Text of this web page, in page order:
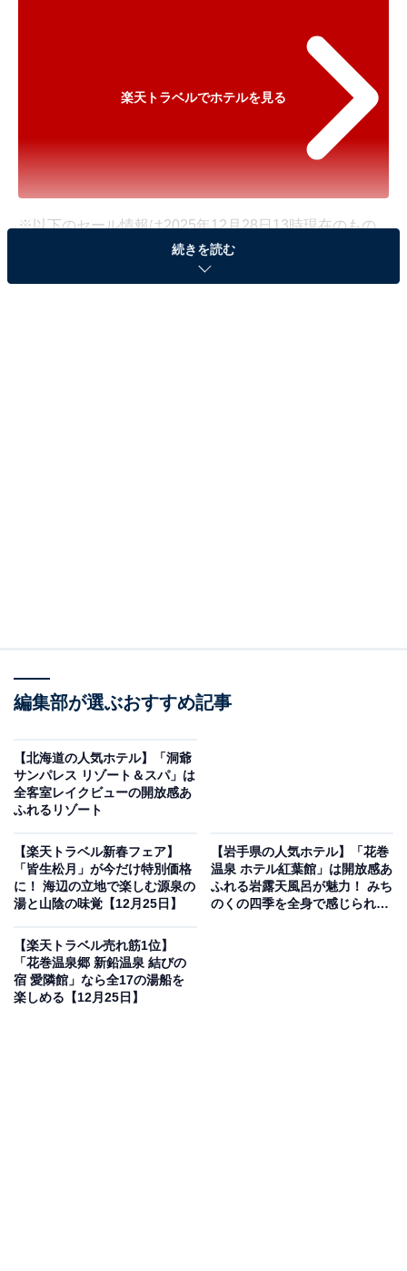
楽天トラベルでホテルを見る
※以下のセール情報は2025年12月28日13時現在のもの
です。料金の変更、満室の場合もあります。
※本記事で紹介している商品の購入やサービスの利用により、売上の一部が
画像出典：楽天トラベル
「嬉野温泉 旅館 吉田屋」は現在特別価格で宿泊可能
です。
楽天トラベルでホテルを見る
続きを読む
編集部が選ぶおすすめ記事
【北海道の人気ホテル】「洞爺
サンパレス リゾート＆スパ」は
全客室レイクビューの開放感あ
ふれるリゾート
【楽天トラベル新春フェア】
「皆生松月」が今だけ特別価格
に！ 海辺の立地で楽しむ源泉の
湯と山陰の味覚【12月25日】
【岩手県の人気ホテル】「花巻
温泉 ホテル紅葉館」は開放感あ
ふれる岩露天風呂が魅力！ みち
のくの四季を全身で感じられる
【楽天トラベル売れ筋1位】
「花巻温泉郷 新鉛温泉 結びの
宿 愛隣館」なら全17の湯船を
楽しめる【12月25日】